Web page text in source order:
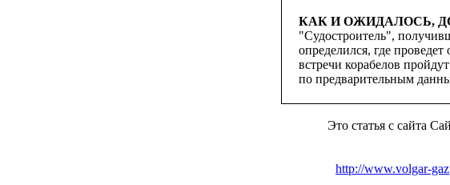
КАК И ОЖИДАЛОСЬ,
"Судостроитель",
определился, где
встречи корабелов
по предварительным
Это статья с сайта
http://www.volgar-